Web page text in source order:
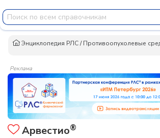
Энциклопедия РЛС/Противоопухолевые
Реклама
Арвестио®